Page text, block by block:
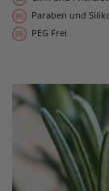
Paraben und
PEG Frei